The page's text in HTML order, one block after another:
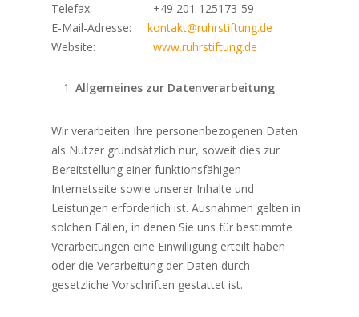
Telefax: +49 201 125173-59
E-Mail-Adresse:kontakt@ruhrstiftung.de
Website:www.ruhrstiftung.de
Allgemeines zur Datenverarbeitung
Wir verarbeiten Ihre personenbezogenen Daten
als Nutzer grundsätzlich nur, soweit dies zur
Bereitstellung einer funktionsfähigen
Internetseite sowie unserer Inhalte und
Leistungen erforderlich ist. Ausnahmen gelten in
solchen Fällen, in denen Sie uns für bestimmte
Verarbeitungen eine Einwilligung erteilt haben
oder die Verarbeitung der Daten durch
gesetzliche Vorschriften gestattet ist.